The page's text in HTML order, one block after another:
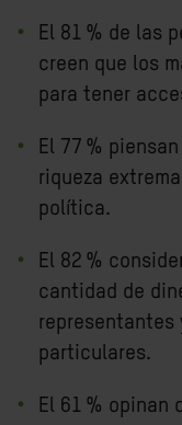
El 81 % de las
creen que los
para tener
El 77 %
riqueza
política.
El 82 %
cantidad de
representantes
particulares.
El 61 % opinan